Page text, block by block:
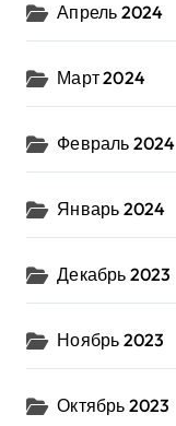
Апрель 2024
Март 2024
Февраль 2024
Январь 2024
Декабрь 2023
Ноябрь 2023
Октябрь 2023